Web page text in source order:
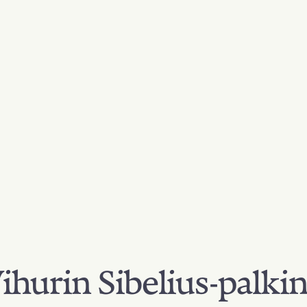
Sibelius-